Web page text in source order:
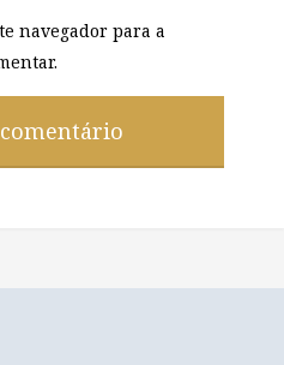
navegador para a